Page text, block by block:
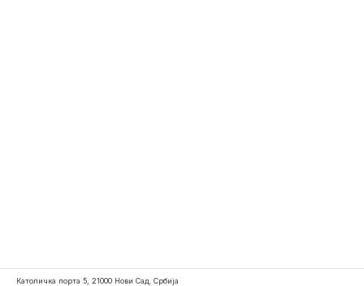
Католичка порта 5, 21000 Нови Сад, Србија